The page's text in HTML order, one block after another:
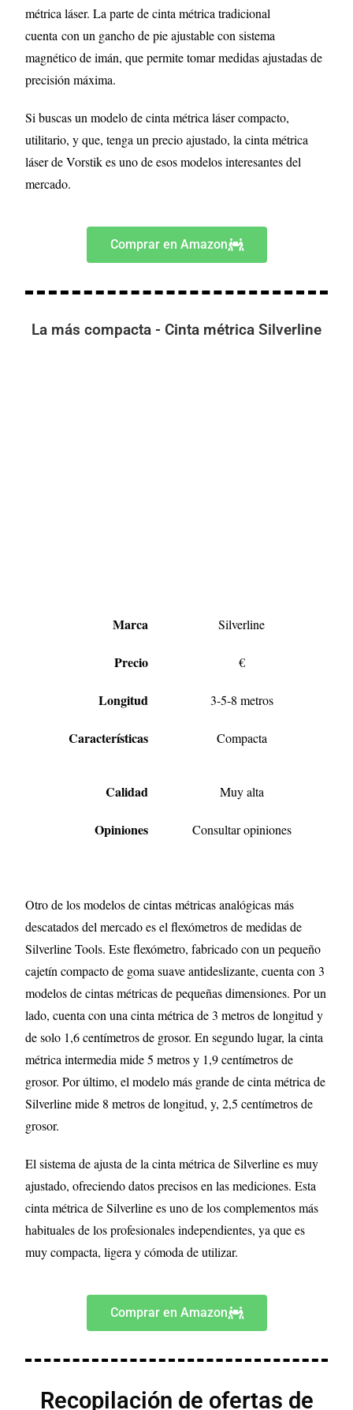
métrica láser. La parte de cinta métrica tradicional
cuenta con un gancho de pie ajustable con sistema
magnético de imán, que permite tomar medidas ajustadas de
precisión máxima.
Si buscas un modelo de cinta métrica láser compacto,
utilitario, y que, tenga un precio ajustado, la cinta métrica
láser de Vorstik es uno de esos modelos interesantes del
mercado.
Comprar en Amazon
La más compacta - Cinta métrica Silverline
Marca Silverline
Precio €
Longitud 3-5-8 metros
Características Compacta
Calidad Muy alta
Opiniones Consultar opiniones
Otro de los modelos de cintas métricas analógicas más
descatados del mercado es el flexómetros de medidas de
Silverline Tools. Este flexómetro, fabricado con un pequeño
cajetín compacto de goma suave antideslizante, cuenta con 3
modelos de cintas métricas de pequeñas dimensiones. Por un
lado, cuenta con una cinta métrica de 3 metros de longitud y
de solo 1,6 centímetros de grosor. En segundo lugar, la cinta
métrica intermedia mide 5 metros y 1,9 centímetros de
grosor. Por último, el modelo más grande de cinta métrica de
Silverline mide 8 metros de longitud, y, 2,5 centímetros de
grosor.
El sistema de ajusta de la cinta métrica de Silverline es muy
ajustado, ofreciendo datos precisos en las mediciones. Esta
cinta métrica de Silverline es uno de los complementos más
habituales de los profesionales independientes, ya que es
muy compacta, ligera y cómoda de utilizar.
Comprar en Amazon
Recopilación de ofertas de